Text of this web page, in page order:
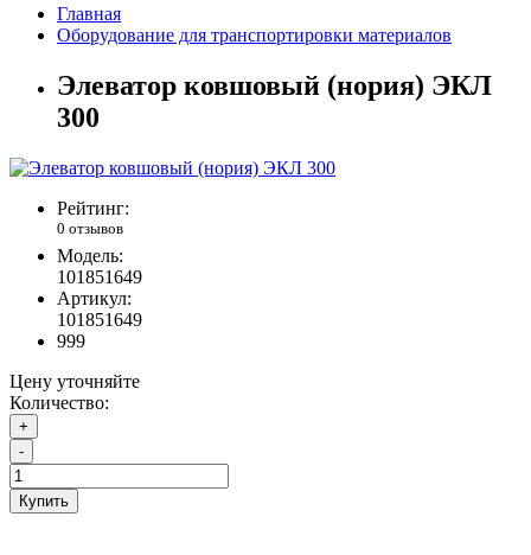
Главная
Оборудование для транспортировки материалов
Элеватор ковшовый (нория) ЭКЛ
300
Рейтинг:
0 отзывов
Модель:
101851649
Артикул:
101851649
999
Цену уточняйте
Количество:
+
-
Купить